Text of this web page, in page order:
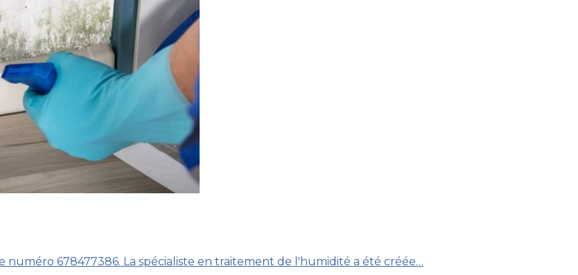
numéro 678477386. La spécialiste en traitement de l'humidité a été créée…